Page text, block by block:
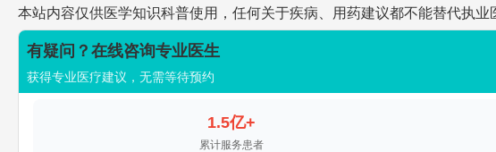
本站内容仅供医学知识科普使用，任何关于疾病、用药建议都不能替代执业
有疑问？在线咨询专业医生
获得专业医疗建议，无需等待预约
1.5亿+
累计服务患者